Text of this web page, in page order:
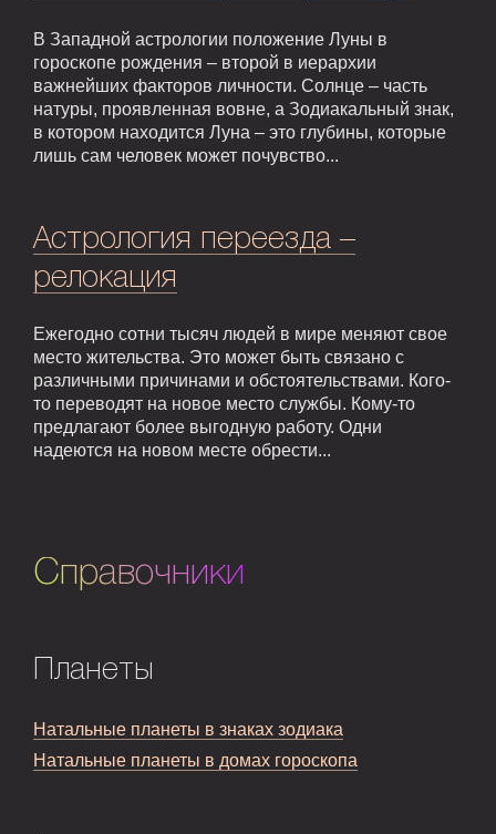
В Западной астрологии положение Луны в
гороскопе рождения – второй в иерархии
важнейших факторов личности. Солнце – часть
натуры, проявленная вовне, а Зодиакальный знак,
в котором находится Луна – это глубины, которые
лишь сам человек может почувство...
Астрология переезда –
релокация
Ежегодно сотни тысяч людей в мире меняют свое
место жительства. Это может быть связано с
различными причинами и обстоятельствами. Кого-
то переводят на новое место службы. Кому-то
предлагают более выгодную работу. Одни
надеются на новом месте обрести...
Справочники
Планеты
Натальные планеты в знаках зодиака
Натальные планеты в домах гороскопа